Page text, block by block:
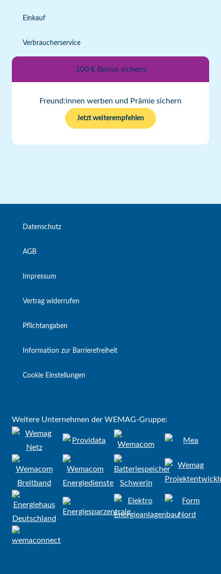
Einkauf
Verbraucherservice
100 € Bonus sichern
Freund:innen werben und Prämie sichern
Jetzt weiterempfehlen
Datenschutz
AGB
Impressum
Vertrag widerrufen
Pflichtangaben
Information zur Barrierefreiheit
Cookie Einstellungen
Weitere Unternehmen der WEMAG-Gruppe: